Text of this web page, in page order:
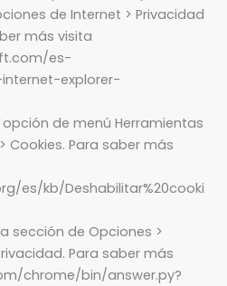
de Internet > Privacidad
más visita
es-
explorer-
opción de menú Herramientas
Cookies. Para saber más
es/kb/Deshabilitar%20cooki
sección de Opciones >
Para saber más
chrome/bin/answer.py?